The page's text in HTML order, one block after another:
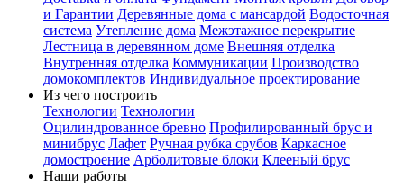
и Гарантии Деревянные дома с мансардой Водосточная
система Утепление дома Межэтажное перекрытие
Лестница в деревянном доме Внешняя отделка
Внутренняя отделка Коммуникации Производство
домокомплектов Индивидуальное проектирование
Из чего построить
Технологии Технологии
Оцилиндрованное бревно Профилированный брус и
минибрус Лафет Ручная рубка срубов Каркасное
домостроение Арболитовые блоки Клееный брус
Наши работы